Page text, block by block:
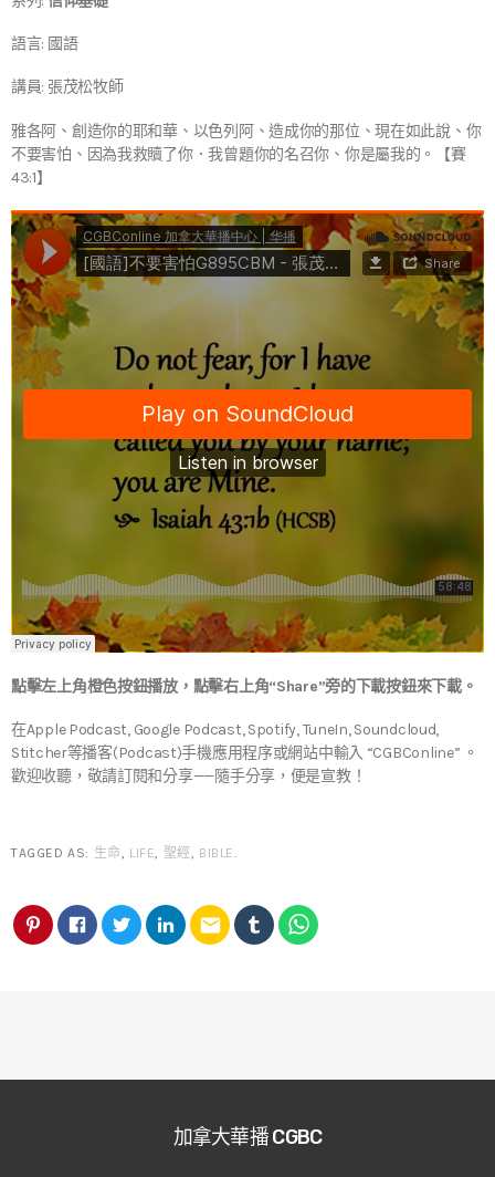
語言: 國語
講員: 張茂松牧師
雅各阿、創造你的耶和華、以色列阿、造成你的那位、現在如此說、你
不要害怕、因為我救贖了你．我曾題你的名召你、你是屬我的。【賽
43:1】
點擊左上角橙色按鈕播放，點擊右上角“Share”旁的下載按鈕來下載。
在Apple Podcast, Google Podcast, Spotify, TuneIn, Soundcloud,
Stitcher等播客(Podcast)手機應用程序或網站中輸入 “CGBConline” 。
歡迎收聽，敬請訂閱和分享——隨手分享，便是宣教！
TAGGED AS: 生命, LIFE, 聖經, BIBLE.
email
加拿大華播 CGBC